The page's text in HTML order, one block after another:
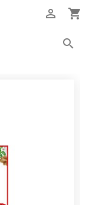


